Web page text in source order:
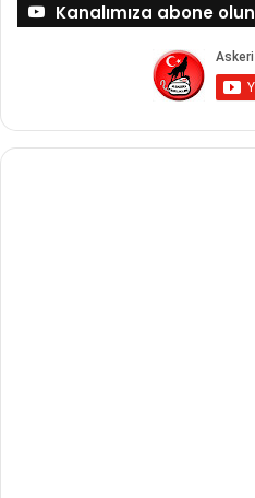
Kanalımıza abone olun